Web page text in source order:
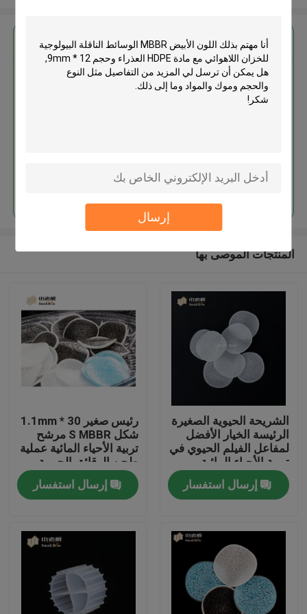
إرسال
منتجات
معلومات عنا
احصل على افضل سعر ل
اللون الأبيض MBBR الوسائط الناقلة
استمر
المنتجات الموصى بها
الشريحة الحيوية الصغيرة
الرئيسة الخيار الأفضل
لمفاعل الفيلم الحيوي في
تربية الأحياء المائية
إرسال استفسار
رئيس صغير 30 * 1.1mm
شكل S MBBR مرشح
تربية الأحياء المائية عملية
طحن الرقائق الحيوية
إرسال استفسار